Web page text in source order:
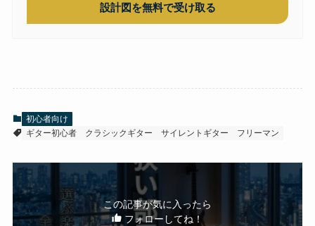
設計図を無料で受け取る
初心者向け
ギター初心者
クラシックギター サイレントギター フリーマン
この記事が気に入ったら
フォローしてね！